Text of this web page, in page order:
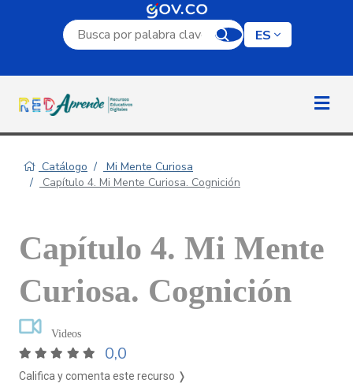
Campo de búsqueda por palabra clave
ES
Catálogo
Mi Mente Curiosa
Capítulo 4. Mi Mente Curiosa. Cognición
Capítulo 4. Mi Mente
Curiosa. Cognición
Videos
0,0
Califica y comenta este recurso ❭